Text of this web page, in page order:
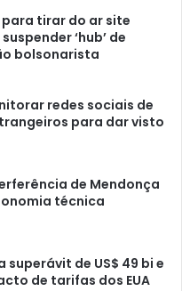
para tirar do ar site
‘hub’ de
bolsonarista
redes sociais de
para dar visto
de Mendonça
técnica
superávit de US$ 49 bi e
de tarifas dos EUA